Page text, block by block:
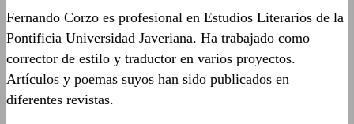
Fernando Corzo es profesional en Estudios Literarios de la
Pontificia Universidad Javeriana. Ha trabajado como
corrector de estilo y traductor en varios proyectos.
Artículos y poemas suyos han sido publicados en
diferentes revistas.